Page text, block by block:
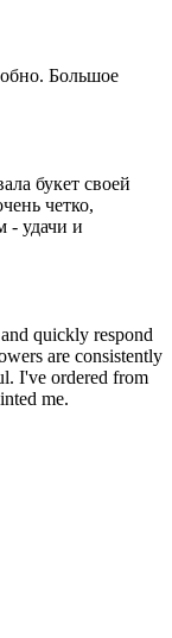
Большое
букет своей
четко,
- удачи и
quickly respond
are consistently
I've ordered from
me.